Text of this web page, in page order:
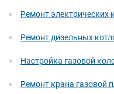
Ремонт электрических
Ремонт дизельных
Настройка газовой
Ремонт крана газовой